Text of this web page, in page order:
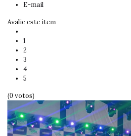
E-mail
Avalie este item
1
2
3
4
5
(0 votos)